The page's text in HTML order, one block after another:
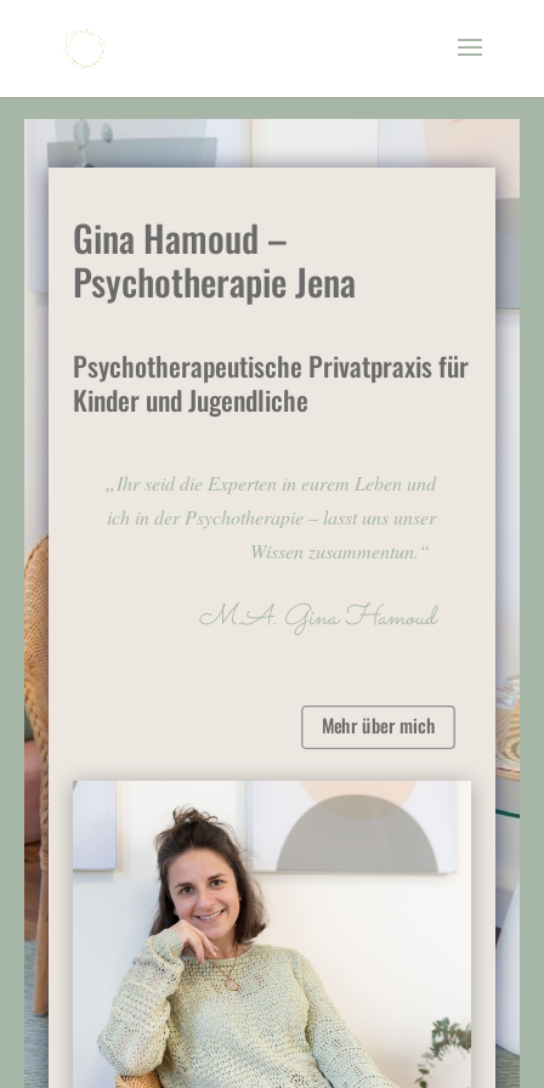
Gina Hamoud –
Psychotherapie Jena
Psychotherapeutische Privatpraxis für
Kinder und Jugendliche
„Ihr seid die Experten in eurem Leben und
ich in der Psychotherapie – lasst uns unser
Wissen zusammentun.“
M.A. Gina Hamoud
Mehr über mich